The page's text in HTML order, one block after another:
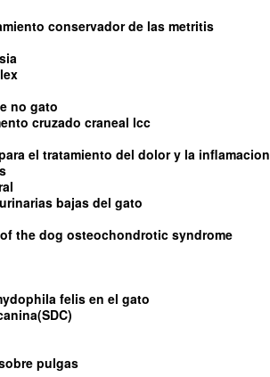
conservador de las metritis
no gato
cruzado craneal lcc
el tratamiento del dolor y la inflamacion
bajas del gato
the dog osteochondrotic syndrome
felis en el gato
pulgas